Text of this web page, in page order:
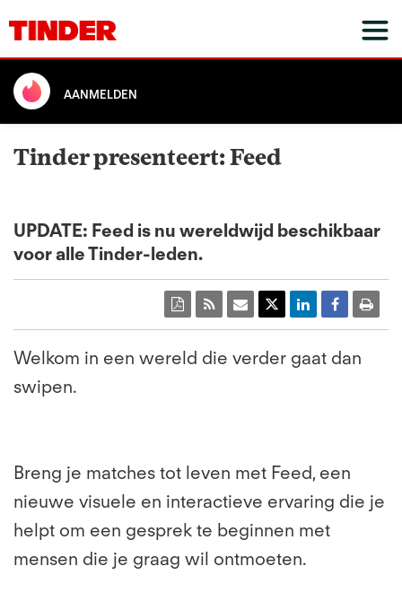
AANMELDEN
Tinder presenteert: Feed
UPDATE: Feed is nu wereldwijd beschikbaar
voor alle Tinder-leden.
Welkom in een wereld die verder gaat dan
swipen.
Breng je matches tot leven met Feed, een
nieuwe visuele en interactieve ervaring die je
helpt om een gesprek te beginnen met
mensen die je graag wil ontmoeten.